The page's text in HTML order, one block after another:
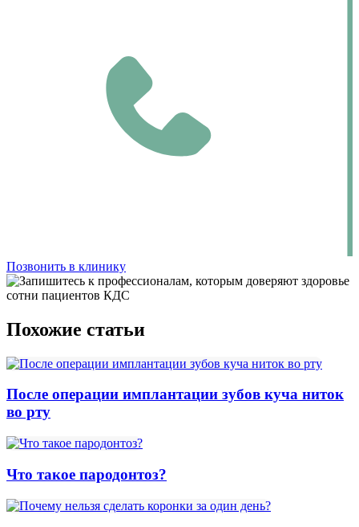
Позвонить в клинику
Похожие статьи
После операции имплантации зубов куча ниток
во рту
Что такое пародонтоз?